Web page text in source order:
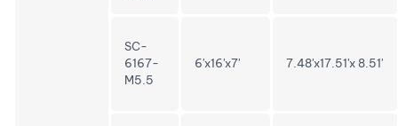
SC-
6167-
M5.5
6'x16'x7' 7.48'x17.51'x 8.51'